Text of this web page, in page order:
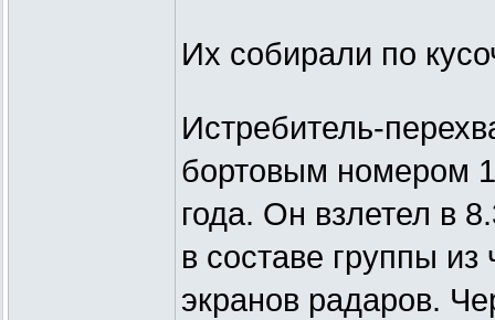
Их собирали по
Истребитель-
бортовым номером
года. Он взлетел в
в составе группы
экранов радаров.